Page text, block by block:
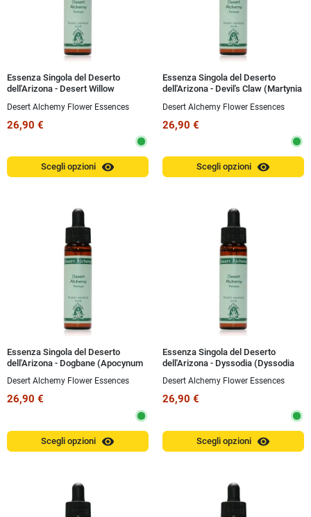
Essenza Singola del Deserto
dell'Arizona - Desert Willow
Desert Alchemy Flower Essences
26,90 €
Scegli opzioni visibility
Essenza Singola del Deserto
dell'Arizona - Devil's Claw (Martynia
Desert Alchemy Flower Essences
26,90 €
Scegli opzioni visibility
Essenza Singola del Deserto
dell'Arizona - Dogbane (Apocynum
Desert Alchemy Flower Essences
26,90 €
Scegli opzioni visibility
Essenza Singola del Deserto
dell'Arizona - Dyssodia (Dyssodia
Desert Alchemy Flower Essences
26,90 €
Scegli opzioni visibility